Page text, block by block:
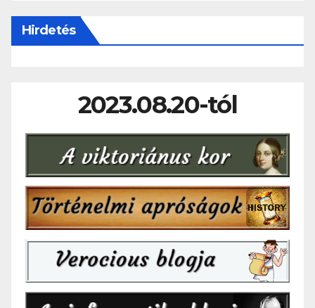
Hirdetés
2023.08.20-tól